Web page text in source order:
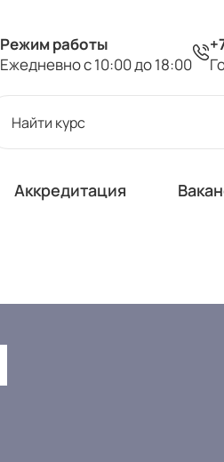
Режим работы
Ежедневно с 10:00 до 18:00
Аккредитация